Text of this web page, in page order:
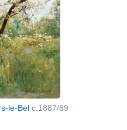
le-Bel c.1887/89